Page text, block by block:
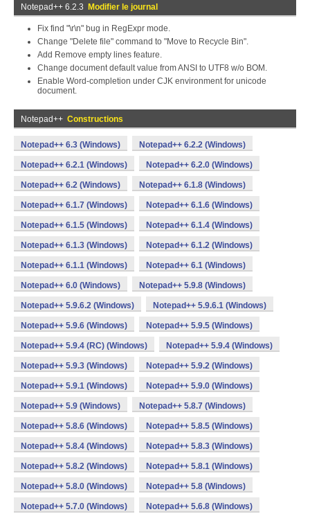
Notepad++ 6.2.3 Modifier le journal
Fix find "\r\n" bug in RegExpr mode.
Change "Delete file" command to "Move to Recycle Bin".
Add Remove empty lines feature.
Change document default value from ANSI to UTF8 w/o BOM.
Enable Word-completion under CJK environment for unicode
document.
Notepad++ Constructions
Notepad++ 6.3 (Windows) Notepad++ 6.2.2 (Windows)
Notepad++ 6.2.1 (Windows) Notepad++ 6.2.0 (Windows)
Notepad++ 6.2 (Windows) Notepad++ 6.1.8 (Windows)
Notepad++ 6.1.7 (Windows) Notepad++ 6.1.6 (Windows)
Notepad++ 6.1.5 (Windows) Notepad++ 6.1.4 (Windows)
Notepad++ 6.1.3 (Windows) Notepad++ 6.1.2 (Windows)
Notepad++ 6.1.1 (Windows) Notepad++ 6.1 (Windows)
Notepad++ 6.0 (Windows) Notepad++ 5.9.8 (Windows)
Notepad++ 5.9.6.2 (Windows) Notepad++ 5.9.6.1 (Windows)
Notepad++ 5.9.6 (Windows) Notepad++ 5.9.5 (Windows)
Notepad++ 5.9.4 (RC) (Windows) Notepad++ 5.9.4 (Windows)
Notepad++ 5.9.3 (Windows) Notepad++ 5.9.2 (Windows)
Notepad++ 5.9.1 (Windows) Notepad++ 5.9.0 (Windows)
Notepad++ 5.9 (Windows) Notepad++ 5.8.7 (Windows)
Notepad++ 5.8.6 (Windows) Notepad++ 5.8.5 (Windows)
Notepad++ 5.8.4 (Windows) Notepad++ 5.8.3 (Windows)
Notepad++ 5.8.2 (Windows) Notepad++ 5.8.1 (Windows)
Notepad++ 5.8.0 (Windows) Notepad++ 5.8 (Windows)
Notepad++ 5.7.0 (Windows) Notepad++ 5.6.8 (Windows)